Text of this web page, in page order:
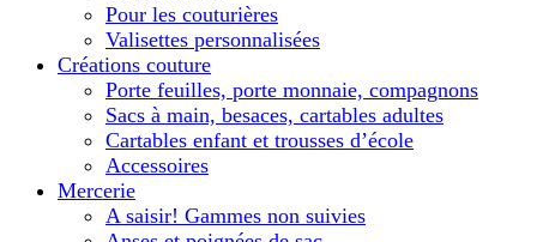
Pour les couturières
Valisettes personnalisées
Créations couture
Porte feuilles, porte monnaie, compagnons
Sacs à main, besaces, cartables adultes
Cartables enfant et trousses d’école
Accessoires
Mercerie
A saisir! Gammes non suivies